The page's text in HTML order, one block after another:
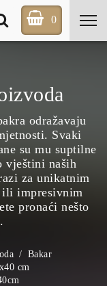
0
odražavaju
Svaki
su mu suptilne
vještini naših
za unikatnim
ili impresivnim
pronaći nešto
Bakar
cm